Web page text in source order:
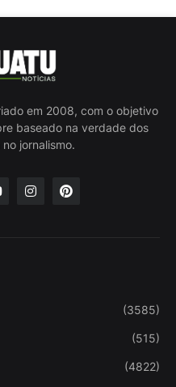
em 2008, com o objetivo
baseado na verdade dos
jornalismo.
(3585)
(515)
(4822)